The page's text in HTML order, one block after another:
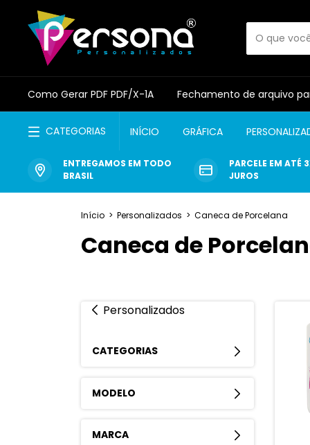
Como Gerar PDF PDF/X-1A Fechamento de arquivo
CATEGORIAS INÍCIO GRÁFICA
ENTREGAMOS EM TODO
BRASIL
PARCELE EM ATÉ
JUROS
Início > Personalizados > Caneca de Porcelana
Caneca de
Personalizados
CATEGORIAS
MODELO
MARCA